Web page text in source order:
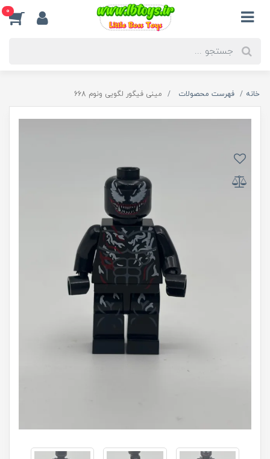
0
خانه فهرست محصولات مینی فیگور لگویی ونوم 668